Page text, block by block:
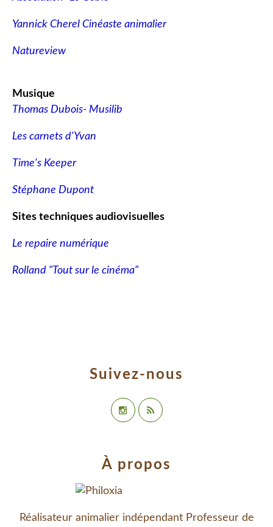
Suivez-nous
À propos
Réalisateur animalier indépendant Professeur de
Yannick Cherel Cinéaste animalier
Natureview
Musique
Thomas Dubois- Musilib
Les carnets d'Yvan
Time's Keeper
Stéphane Dupont
Sites techniques audiovisuelles
Le repaire numérique
Rolland "Tout sur le cinéma"